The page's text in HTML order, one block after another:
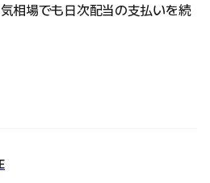
相場でも日次配当の支払いを続